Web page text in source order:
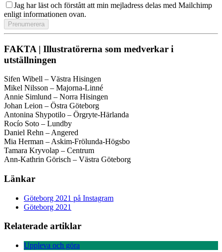
Jag har läst och förstått att min mejladress delas med Mailchimp
enligt informationen ovan.
FAKTA | Illustratörerna som medverkar i
utställningen
Sifen Wibell – Västra Hisingen
Mikel Nilsson – Majorna-Linné
Annie Simlund – Norra Hisingen
Johan Leion – Östra Göteborg
Antonina Shypotilo – Örgryte-Härlanda
Rocío Soto – Lundby
Daniel Rehn – Angered
Mia Herman – Askim-Frölunda-Högsbo
Tamara Kryvolap – Centrum
Ann-Kathrin Görisch – Västra Göteborg
Länkar
Göteborg 2021 på Instagram
Göteborg 2021
Relaterade artiklar
Uppleva och göra